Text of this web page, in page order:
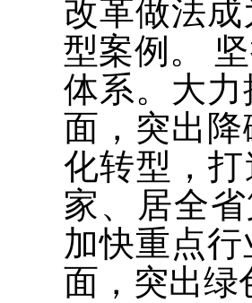
改革做法
型案例。
体系。大
面，突出
化转型，打
家、居全
加快重点
面，突出绿